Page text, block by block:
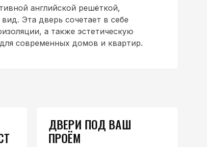
английской решёткой,
Эта дверь сочетает в себе
а также эстетическую
современных домов и квартир.
ДВЕРИ ПОД ВАШ
ПРОЁМ